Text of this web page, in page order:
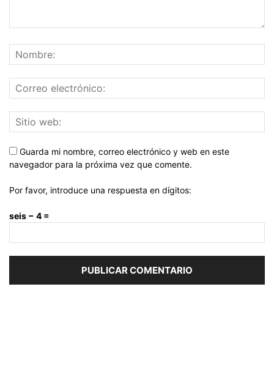
Guarda mi nombre, correo electrónico y web en este
navegador para la próxima vez que comente.
Por favor, introduce una respuesta en dígitos:
seis − 4 =